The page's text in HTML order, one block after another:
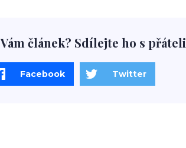
článek? Sdílejte ho s přáteli
Facebook Twitter